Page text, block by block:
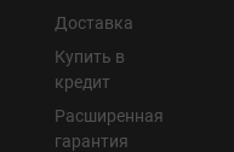
Доставка
Купить в
кредит
Расширенная
гарантия
Шымкент
Экибастуз